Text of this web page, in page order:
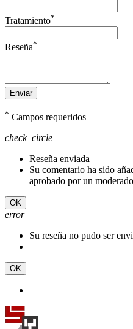
Tratamiento*
Reseña*
Enviar
* Campos requeridos
check_circle
Reseña enviada
Su comentario ha sido
aprobado por un
OK
error
Su reseña no pudo ser
OK